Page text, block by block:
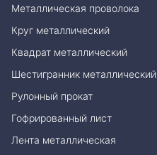
Металлическая проволока
Круг металлический
Квадрат металлический
Шестигранник металлический
Рулонный прокат
Гофрированный лист
Лента металлическая